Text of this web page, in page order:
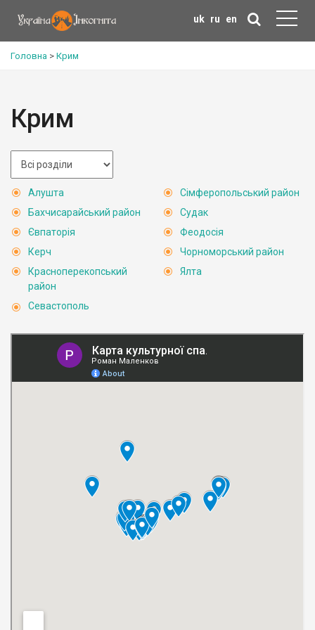
uk ru en
Головна > Крим
Крим
Алушта
Бахчисарайський район
Євпаторія
Керч
Красноперекопський
район
Севастополь
Сімферопольський район
Судак
Феодосія
Чорноморський район
Ялта